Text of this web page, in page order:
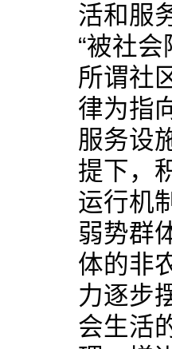
活和服
“被社
所谓社
律为指
服务设
提下，
运行机
弱势群
体的非
力逐步
会生活